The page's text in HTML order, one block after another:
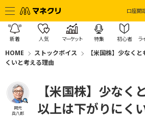
口座開
新着 人気 マーケット 特集 初心者 ラ
HOME ストックボイス
【米国株】少なく
くいと考える理由
岡元
兵八郎
【米国株】少なく
以上は下がりにく